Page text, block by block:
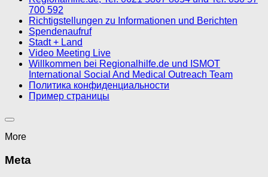
700 592
Richtigstellungen zu Informationen und Berichten
Spendenaufruf
Stadt + Land
Video Meeting Live
Willkommen bei Regionalhilfe.de und ISMOT
International Social And Medical Outreach Team
Политика конфиденциальности
Пример страницы
More
Meta